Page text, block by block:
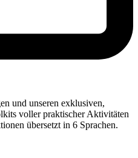
und unseren exklusiven,
voller praktischer Aktivitäten
übersetzt in 6 Sprachen.